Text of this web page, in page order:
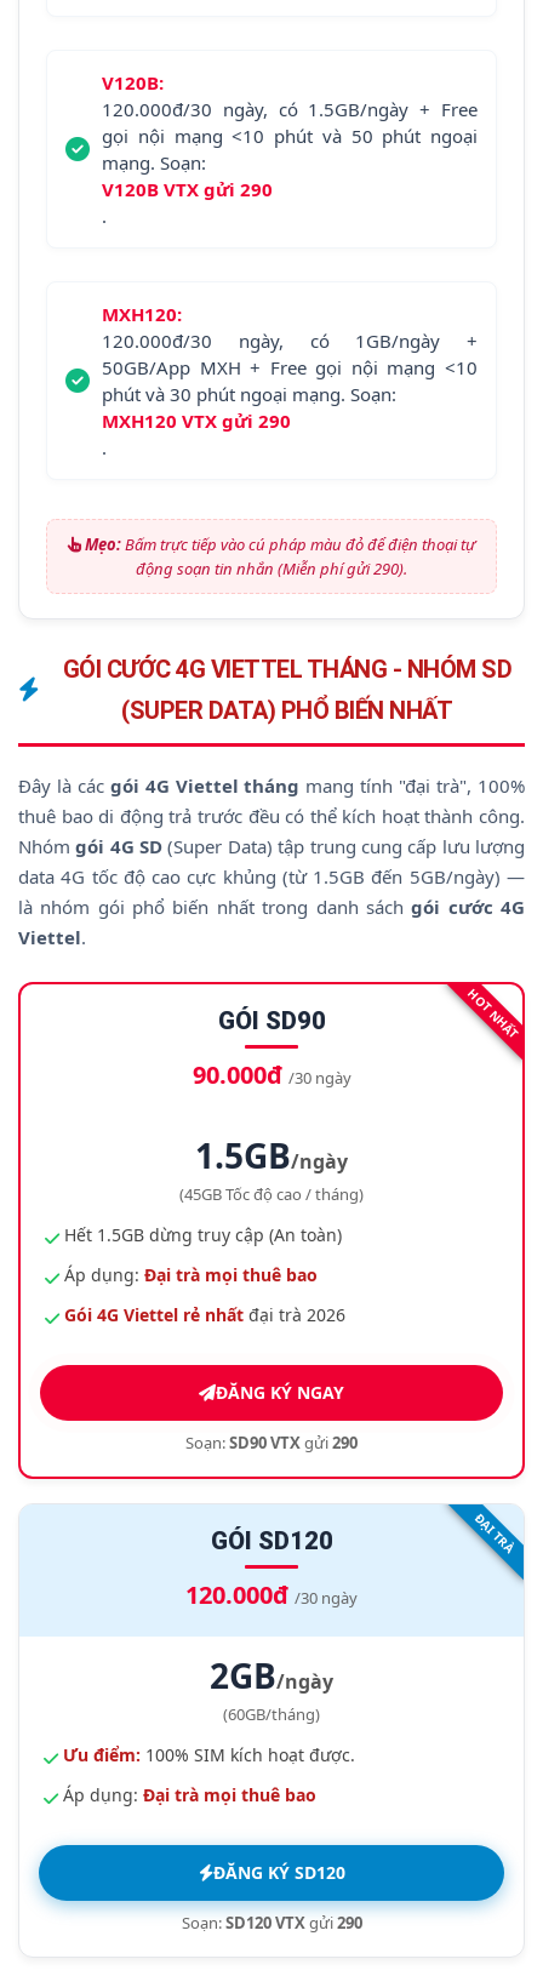
V120B:
120.000đ/30 ngày, có 1.5GB/ngày + Free
gọi nội mạng <10 phút và 50 phút ngoại
mạng. Soạn:
V120B VTX gửi 290
.
MXH120:
120.000đ/30 ngày, có 1GB/ngày +
50GB/App MXH + Free gọi nội mạng <10
phút và 30 phút ngoại mạng. Soạn:
MXH120 VTX gửi 290
.
Mẹo:Bấm trực tiếp vào cú pháp màu đỏ để điện thoại tự
động soạn tin nhắn (Miễn phí gửi 290).
GÓI CƯỚC 4G VIETTEL THÁNG - NHÓM SD
(SUPER DATA) PHỔ BIẾN NHẤT
Đây là các gói 4G Viettel tháng mang tính "đại trà", 100%
thuê bao di động trả trước đều có thể kích hoạt thành công.
Nhómgói 4G SD (Super Data) tập trung cung cấp lưu lượng
data 4G tốc độ cao cực khủng (từ 1.5GB đến 5GB/ngày) —
là nhóm gói phổ biến nhất trong danh sáchgói cước 4G
Viettel.
HOT NHẤT
GÓI SD90
90.000đ /30 ngày
1.5GB/ngày
(45GB Tốc độ cao / tháng)
Hết 1.5GB dừng truy cập (An toàn)
Áp dụng: Đại trà mọi thuê bao
Gói 4G Viettel rẻ nhất đại trà 2026
ĐĂNG KÝ NGAY
Soạn:SD90 VTXgửi290
ĐẠI TRÀ
GÓI SD120
120.000đ /30 ngày
2GB/ngày
(60GB/tháng)
Ưu điểm: 100% SIM kích hoạt được.
Áp dụng: Đại trà mọi thuê bao
ĐĂNG KÝ SD120
Soạn:SD120 VTXgửi290